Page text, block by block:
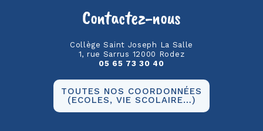
Contactez-nous
Collège Saint Joseph La Salle
1, rue Sarrus 12000 Rodez
05 65 73 30 40
TOUTES NOS COORDONNÉES
(ECOLES, VIE SCOLAIRE…)